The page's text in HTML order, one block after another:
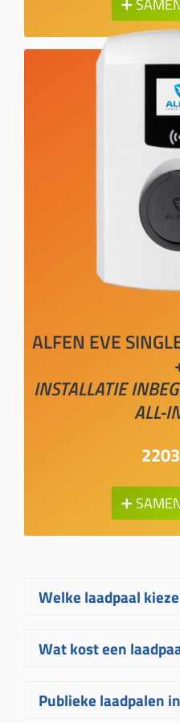
➕
ALFEN EVE
INSTALLATIE
ALL-
➕
Welke laadpaal
Welke laadpaal in
best bij u past,
hoe vaak u laadt.
Wat kost een
De prijs van een
Hendrieken hangt
Publieke laadpalen